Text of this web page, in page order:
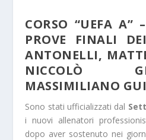
CORSO “UEFA A”
PROVE FINALI
ANTONELLI,
NICCOLÒ
MASSIMILIANO
Sono stati ufficializzati dal
i nuovi allenatori
dopo aver sostenuto nei